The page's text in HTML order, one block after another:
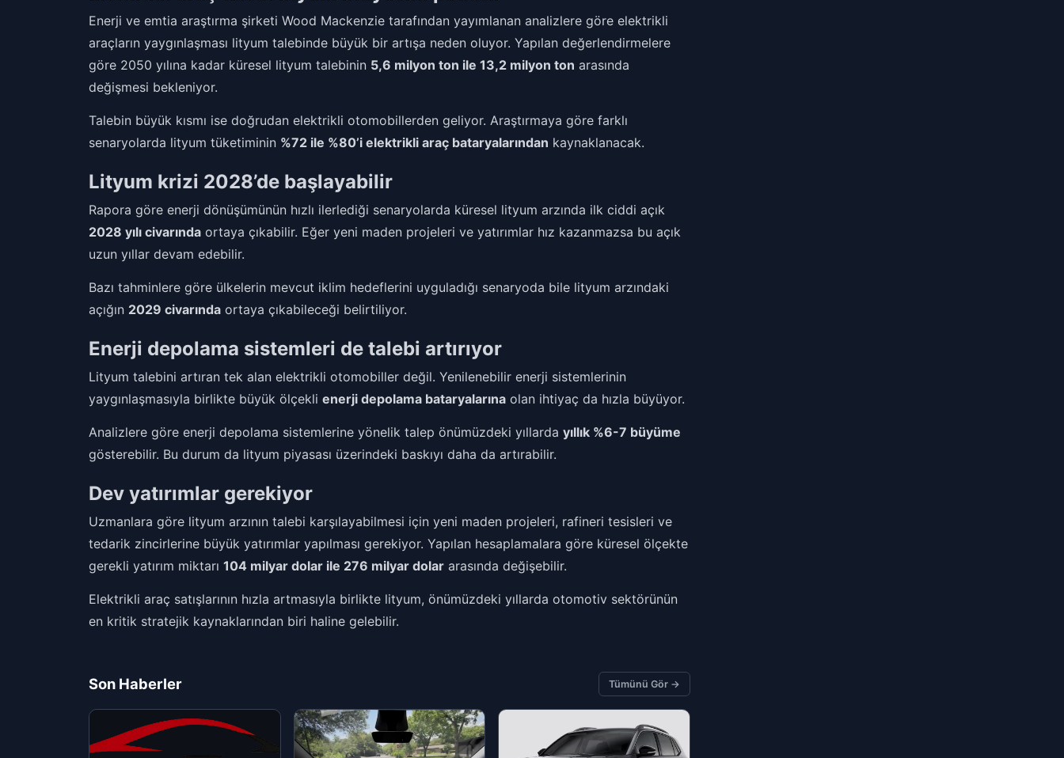
Enerji ve emtia araştırma şirketi Wood Mackenzie tarafından yayımlanan analizlere göre elektrikli
araçların yaygınlaşması lityum talebinde büyük bir artışa neden oluyor. Yapılan değerlendirmelere
göre 2050 yılına kadar küresel lityum talebinin 5,6 milyon ton ile 13,2 milyon ton arasında
değişmesi bekleniyor.
Talebin büyük kısmı ise doğrudan elektrikli otomobillerden geliyor. Araştırmaya göre farklı
senaryolarda lityum tüketiminin %72 ile %80’i elektrikli araç bataryalarından kaynaklanacak.
Lityum krizi 2028’de başlayabilir
Rapora göre enerji dönüşümünün hızlı ilerlediği senaryolarda küresel lityum arzında ilk ciddi açık
2028 yılı civarında ortaya çıkabilir. Eğer yeni maden projeleri ve yatırımlar hız kazanmazsa bu açık
uzun yıllar devam edebilir.
Bazı tahminlere göre ülkelerin mevcut iklim hedeflerini uyguladığı senaryoda bile lityum arzındaki
açığın 2029 civarında ortaya çıkabileceği belirtiliyor.
Enerji depolama sistemleri de talebi artırıyor
Lityum talebini artıran tek alan elektrikli otomobiller değil. Yenilenebilir enerji sistemlerinin
yaygınlaşmasıyla birlikte büyük ölçekli enerji depolama bataryalarına olan ihtiyaç da hızla büyüyor.
Analizlere göre enerji depolama sistemlerine yönelik talep önümüzdeki yıllarda yıllık %6-7 büyüme
gösterebilir. Bu durum da lityum piyasası üzerindeki baskıyı daha da artırabilir.
Dev yatırımlar gerekiyor
Uzmanlara göre lityum arzının talebi karşılayabilmesi için yeni maden projeleri, rafineri tesisleri ve
tedarik zincirlerine büyük yatırımlar yapılması gerekiyor. Yapılan hesaplamalara göre küresel ölçekte
gerekli yatırım miktarı 104 milyar dolar ile 276 milyar dolar arasında değişebilir.
Elektrikli araç satışlarının hızla artmasıyla birlikte lityum, önümüzdeki yıllarda otomotiv sektörünün
en kritik stratejik kaynaklarından biri haline gelebilir.
Son Haberler Tümünü Gör →